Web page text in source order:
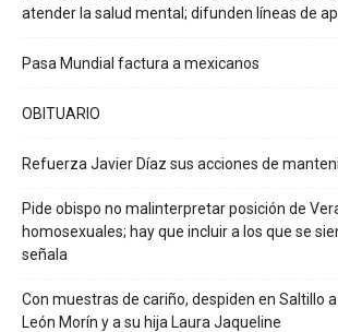
atender la salud mental; difunden líneas de
Pasa Mundial factura a mexicanos
OBITUARIO
Refuerza Javier Díaz sus acciones de
Pide obispo no malinterpretar posición de
homosexuales; hay que incluir a los que se
señala
Con muestras de cariño, despiden en Saltillo
León Morín y a su hija Laura Jaqueline